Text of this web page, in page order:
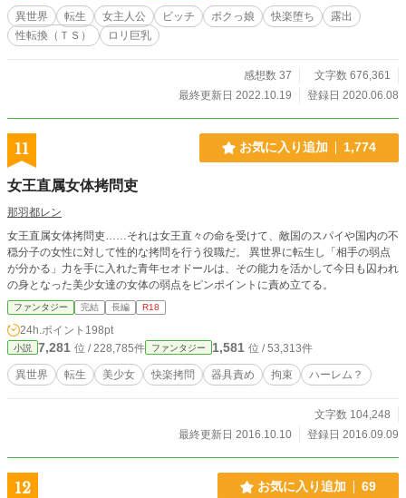
りました。 データ提供してくださった方、本当にありがとうございます。 そち
らで感想の返信は出来ませんが、本当に感謝しています。
異世界 転生 女主人公 ビッチ ボクっ娘 快楽堕ち
露出
性転換（ＴＳ）
ロリ巨乳
感想数 37
文字数 676,361
最終更新日 2022.10.19
登録日 2020.06.08
11 お気に入り追加 1,774
女王直属女体拷問吏
那羽都レン
女王直属女体拷問吏……それは女王直々の命を受けて、敵国のスパイや国内の不
穏分子の女性に対して性的な拷問を行う役職だ。 異世界に転生し「相手の弱点
が分かる」力を手に入れた青年セオドールは、その能力を活かして今日も囚われ
の身となった美少女達の女体の弱点をピンポイントに責め立てる。
ファンタジー 完結 長編 R18
24h.ポイント 198pt
小説 7,281 位 / 228,785件 ファンタジー 1,581 位 / 53,313件
異世界 転生 美少女 快楽拷問 器具責め 拘束 ハーレム？
文字数 104,248
最終更新日 2016.10.10
登録日 2016.09.09
12 お気に入り追加 69